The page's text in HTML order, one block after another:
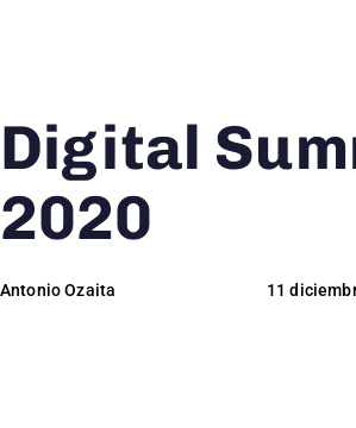
Digital
2020
Author
Antonio Ozaita
Published
on:
11
Published
in: